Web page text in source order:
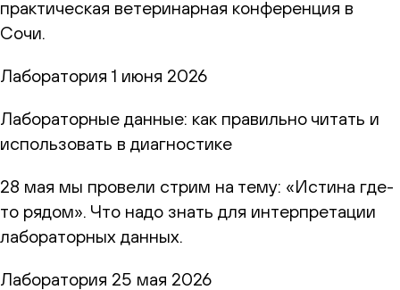
практическая ветеринарная конференция в
Сочи.
Лаборатория 1 июня 2026
Лабораторные данные: как правильно читать и
использовать в диагностике
28 мая мы провели стрим на тему: «Истина где-
то рядом». Что надо знать для интерпретации
лабораторных данных.
Лаборатория 25 мая 2026